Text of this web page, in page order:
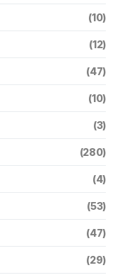
(10)
(12)
(47)
(10)
(3)
(280)
(4)
(53)
(47)
(29)